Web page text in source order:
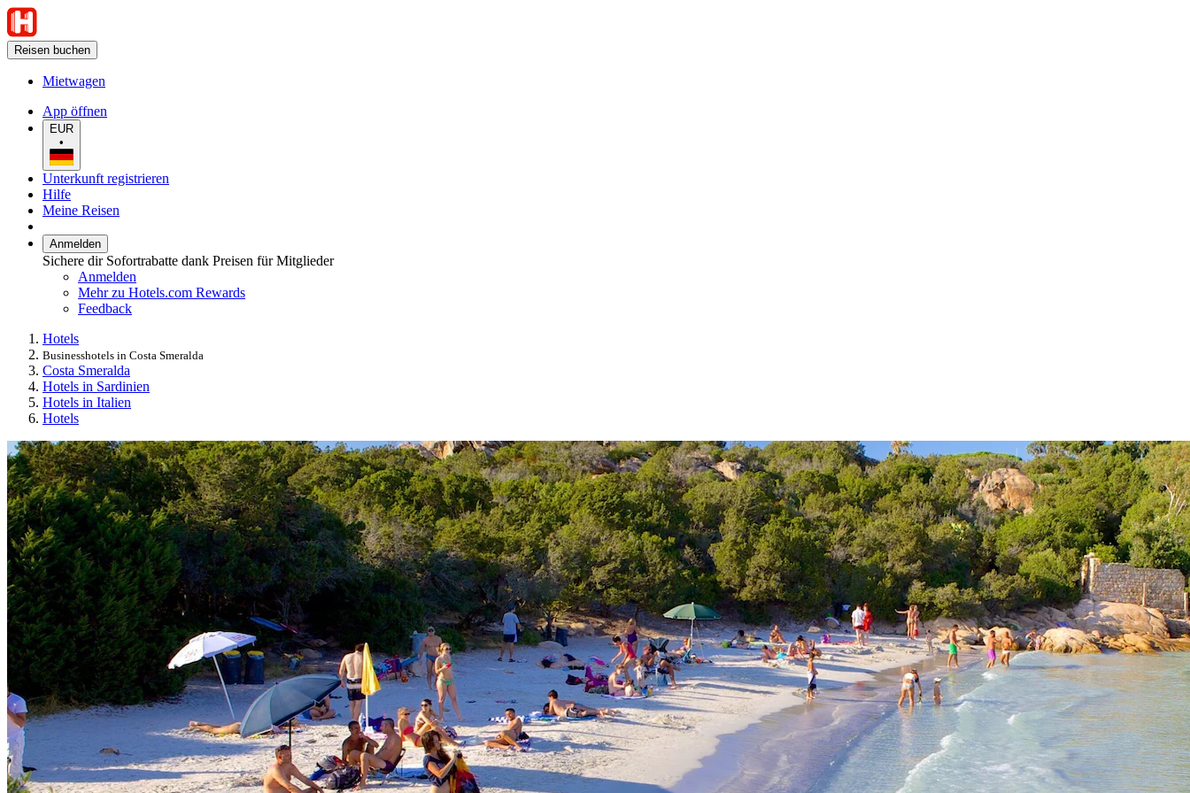
Reisen buchen
Mietwagen
App öffnen
EUR
•
Unterkunft registrieren
Hilfe
Meine Reisen
Anmelden
Sichere dir Sofortrabatte dank Preisen für Mitglieder
Anmelden
Mehr zu Hotels.com Rewards
Feedback
Hotels
Businesshotels in Costa Smeralda
Costa Smeralda
Hotels in Sardinien
Hotels in Italien
Hotels